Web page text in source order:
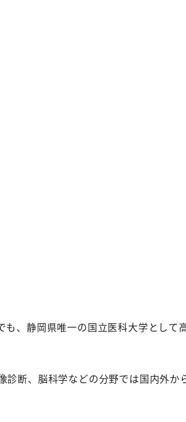
、静岡県唯一の国立医科大学として
断、脳科学などの分野では国内外か